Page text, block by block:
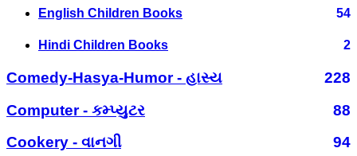
English Children Books 54
Hindi Children Books 2
Comedy-Hasya-Humor - હાસ્ય
228
Computer - કમ્પ્યુટર
88
Cookery - વાનગી
94